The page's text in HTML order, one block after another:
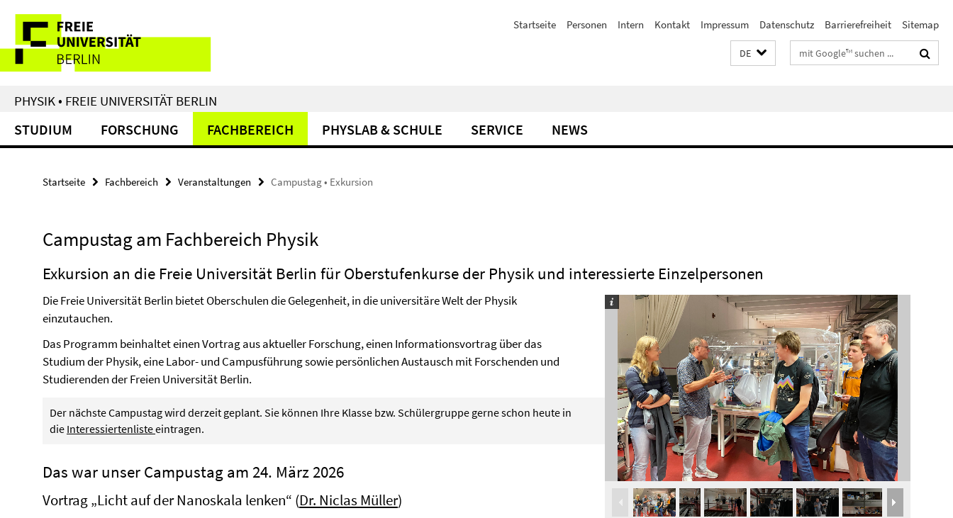
direkt
Inhalt
Service-
Navigation
Startseite Personen Intern Kontakt Impressum Datenschutz Barrierefreiheit Sitemap
DE Suchbegriffe
PHYSIK • FREIE UNIVERSITÄT BERLIN
STUDIUM FORSCHUNG FACHBEREICH PHYSLAB & SCHULE SERVICE NEWS
Startseite Fachbereich Veranstaltungen Campustag • Exkursion
Campustag am Fachbereich Physik
Exkursion an die Freie Universität Berlin für Oberstufenkurse der Physik und interessierte Einzelpersonen
Die Freie Universität Berlin bietet Oberschulen die Gelegenheit, in die universitäre Welt der Physik
einzutauchen.
Das Programm beinhaltet einen Vortrag aus aktueller Forschung, einen Informationsvortrag über das
Studium der Physik, eine Labor- und Campusführung sowie persönlichen Austausch mit Forschenden und
Studierenden der Freien Universität Berlin.
Der nächste Campustag wird derzeit geplant. Sie können Ihre Klasse bzw. Schülergruppe gerne schon heute in
die Interessiertenlisteeintragen.
Das war unser Campustag am 24. März 2026
Vortrag „Licht auf der Nanoskala lenken“ (Dr. Niclas Müller)